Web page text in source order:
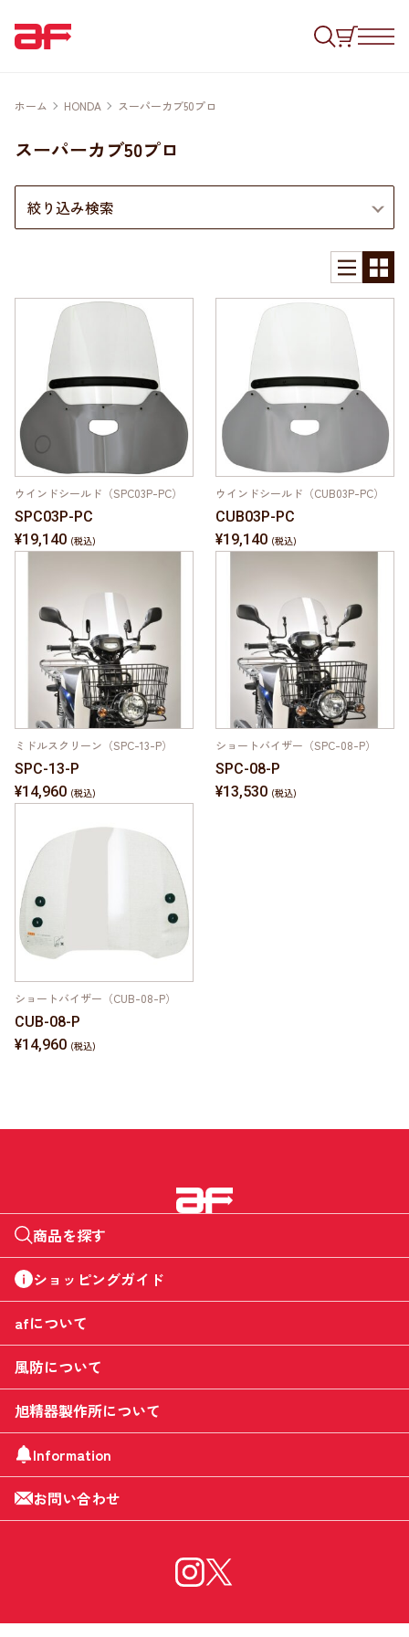
ホーム HONDA スーパーカブ50プロ
スーパーカブ50プロ
絞り込み検索
ウインドシールド（SPC03P-PC）
SPC03P-PC
¥19,140
ウインドシールド（CUB03P-PC）
CUB03P-PC
¥19,140
ミドルスクリーン（SPC-13-P）
SPC-13-P
¥14,960
ショートバイザー（SPC-08-P）
SPC-08-P
¥13,530
ショートバイザー（CUB-08-P）
CUB-08-P
¥14,960
商品を探す
ショッピングガイド
afについて
風防について
旭精器製作所について
Information
お問い合わせ